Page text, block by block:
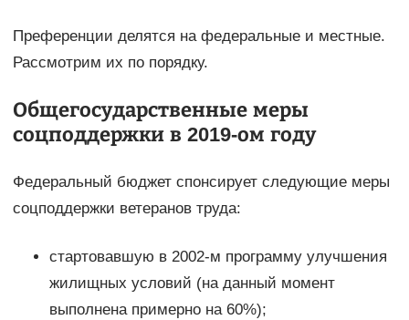
Преференции делятся на федеральные и местные.
Рассмотрим их по порядку.
Общегосударственные меры
соцподдержки в 2019-ом году
Федеральный бюджет спонсирует следующие меры
соцподдержки ветеранов труда:
стартовавшую в 2002-м программу улучшения
жилищных условий (на данный момент
выполнена примерно на 60%);